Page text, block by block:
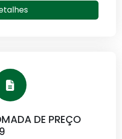
DE PREÇO